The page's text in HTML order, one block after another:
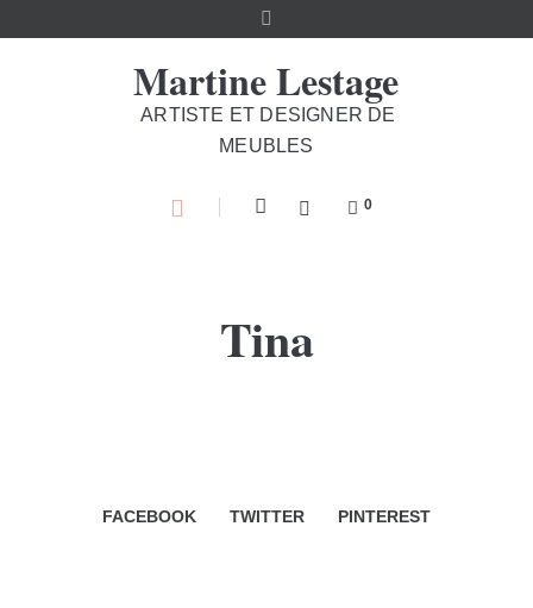
Martine Lestage
ARTISTE ET DESIGNER DE
MEUBLES
0
Tina
FACEBOOK TWITTER PINTEREST